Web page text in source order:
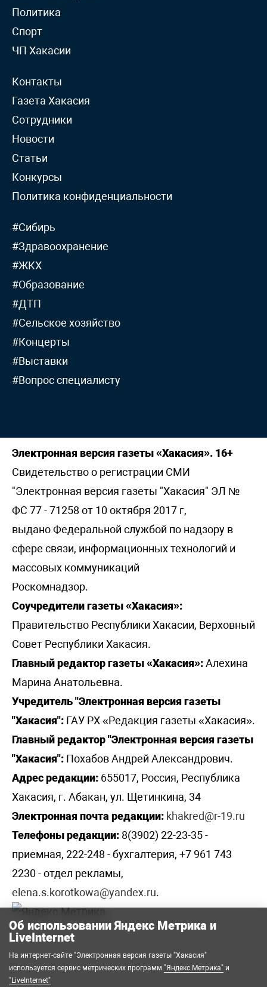
Политика
Спорт
ЧП Хакасии
Контакты
Газета Хакасия
Сотрудники
Новости
Статьи
Конкурсы
Политика конфиденциальности
#Сибирь
#Здравоохранение
#ЖКХ
#Образование
#ДТП
#Сельское хозяйство
#Концерты
#Выставки
#Вопрос специалисту
Электронная версия газеты «Хакасия». 16+
Свидетельство о регистрации СМИ
"Электронная версия газеты "Хакасия" ЭЛ №
ФС 77 - 71258 от 10 октября 2017 г,
выдано Федеральной службой по надзору в
сфере связи, информационных технологий и
массовых коммуникаций
Роскомнадзор.
Соучредители газеты «Хакасия»:
Правительство Республики Хакасии, Верховный
Совет Республики Хакасия.
Главный редактор газеты «Хакасия»:Алехина
Марина Анатольевна.
Учредитель "Электронная версия газеты
"Хакасия": ГАУ РХ «Редакция газеты «Хакасия».
Главный редактор "Электронная версия газеты
"Хакасия": Похабов Андрей Александрович.
Адрес редакции: 655017, Россия, Республика
Хакасия, г. Абакан, ул. Щетинкина, 34
Электронная почта редакции: khakred@r-19.ru
Телефоны редакции: 8(3902) 22-23-35 -
приемная, 222-248 - бухгалтерия, +7 961 743
2230 - отдел рекламы,
elena.s.korotkowa@yandex.ru.
Об использовании Яндекс Метрика и
LiveInternet
На интернет-сайте "Электронная версия газеты "Хакасия"
используется сервис метрических программ "Яндекс Метрика" и
"LiveInternet"